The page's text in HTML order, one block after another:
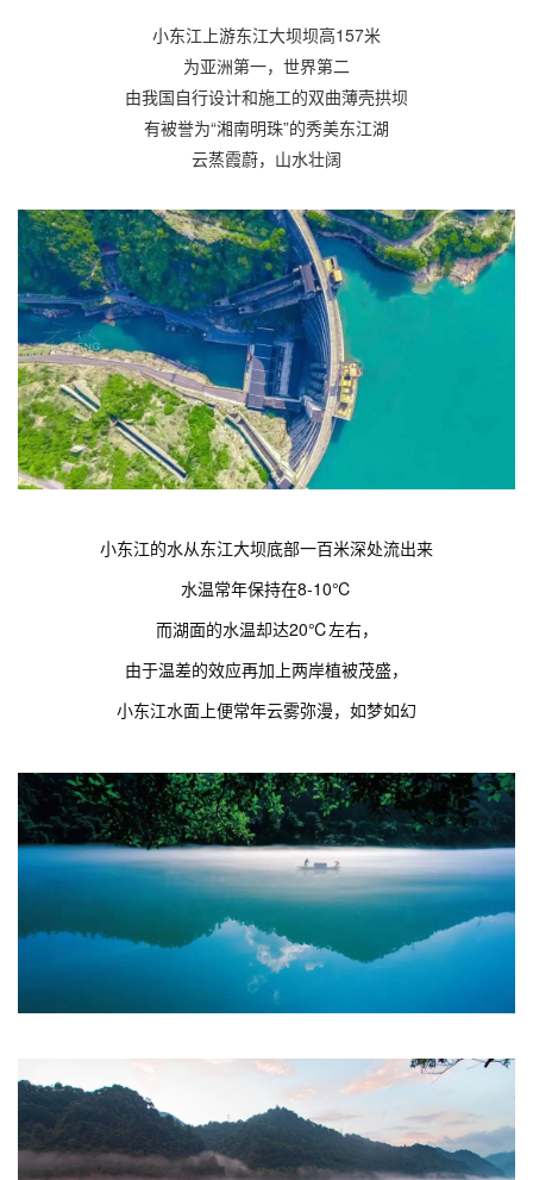
小东江上游东江大坝坝高157米
为亚洲第一，世界第二
由我国自行设计和施工的双曲薄壳拱坝
有被誉为“湘南明珠”的秀美东江湖
云蒸霞蔚，山水壮阔
小东江的水从东江大坝底部一百米深处流出来
水温常年保持在8-10℃
而湖面的水温却达20℃左右，
由于温差的效应再加上两岸植被茂盛，
小东江水面上便常年云雾弥漫，如梦如幻